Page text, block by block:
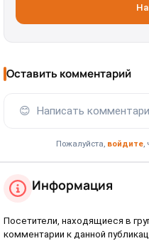
Оставить комментарий
😊 Написать
Пожалуйста, войдите,
Информация
Посетители, находящиеся в
комментарии к данной